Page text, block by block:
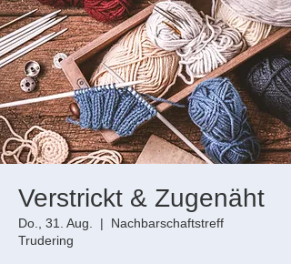
Verstrickt & Zugenäht
Do., 31. Aug.
  |
Nachbarschaftstreff
Trudering